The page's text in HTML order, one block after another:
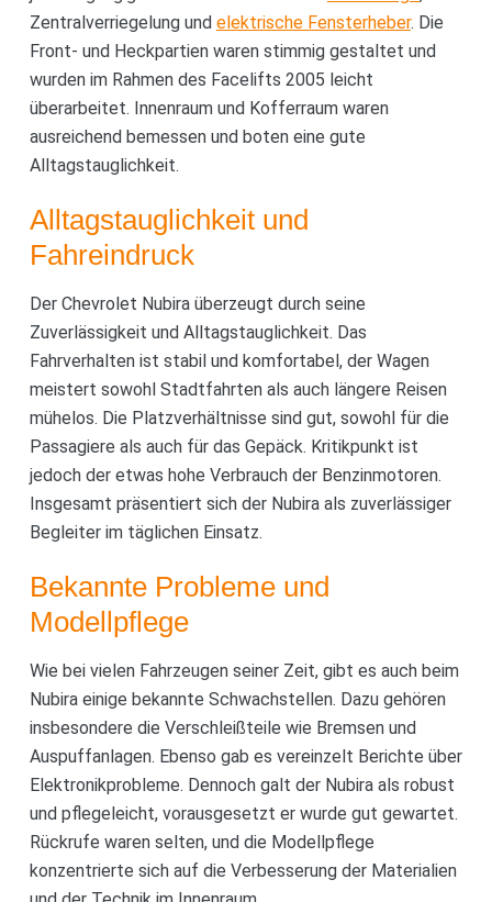
Zentralverriegelung und elektrische Fensterheber. Die
Front- und Heckpartien waren stimmig gestaltet und
wurden im Rahmen des Facelifts 2005 leicht
überarbeitet. Innenraum und Kofferraum waren
ausreichend bemessen und boten eine gute
Alltagstauglichkeit.
Alltagstauglichkeit und
Fahreindruck
Der Chevrolet Nubira überzeugt durch seine
Zuverlässigkeit und Alltagstauglichkeit. Das
Fahrverhalten ist stabil und komfortabel, der Wagen
meistert sowohl Stadtfahrten als auch längere Reisen
mühelos. Die Platzverhältnisse sind gut, sowohl für die
Passagiere als auch für das Gepäck. Kritikpunkt ist
jedoch der etwas hohe Verbrauch der Benzinmotoren.
Insgesamt präsentiert sich der Nubira als zuverlässiger
Begleiter im täglichen Einsatz.
Bekannte Probleme und
Modellpflege
Wie bei vielen Fahrzeugen seiner Zeit, gibt es auch beim
Nubira einige bekannte Schwachstellen. Dazu gehören
insbesondere die Verschleißteile wie Bremsen und
Auspuffanlagen. Ebenso gab es vereinzelt Berichte über
Elektronikprobleme. Dennoch galt der Nubira als robust
und pflegeleicht, vorausgesetzt er wurde gut gewartet.
Rückrufe waren selten, und die Modellpflege
konzentrierte sich auf die Verbesserung der Materialien